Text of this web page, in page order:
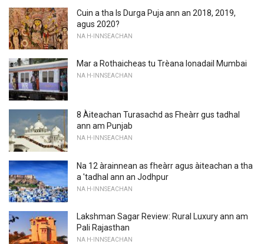
Cuin a tha Is Durga Puja ann an 2018, 2019,
agus 2020?
NA H-INNSEACHAN
Mar a Rothaicheas tu Trèana Ionadail Mumbai
NA H-INNSEACHAN
8 Àiteachan Turasachd as Fheàrr gus tadhal
ann am Punjab
NA H-INNSEACHAN
Na 12 àrainnean as fheàrr agus àiteachan a tha
a 'tadhal ann an Jodhpur
NA H-INNSEACHAN
Lakshman Sagar Review: Rural Luxury ann am
Pali Rajasthan
NA H-INNSEACHAN